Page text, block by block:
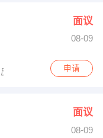
面议
08-09
革市场3栋8号申请
面议
08-09